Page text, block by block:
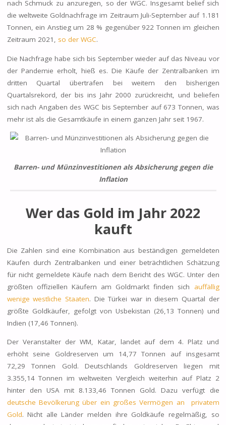
nach Schmuck zu anzuregen, so der WGC. Insgesamt belief sich
die weltweite Goldnachfrage im Zeitraum Juli-September auf 1.181
Tonnen, ein Anstieg um 28 % gegenüber 922 Tonnen im gleichen
Zeitraum 2021, so der WGC.
Die Nachfrage habe sich bis September wieder auf das Niveau vor
der Pandemie erholt, hieß es. Die Käufe der Zentralbanken im
dritten Quartal übertrafen bei weitem den bisherigen
Quartalsrekord, der bis ins Jahr 2000 zurückreicht, und beliefen
sich nach Angaben des WGC bis September auf 673 Tonnen, was
mehr ist als die Gesamtkäufe in einem ganzen Jahr seit 1967.
Barren- und Münzinvestitionen als Absicherung gegen die
Inflation
Wer das Gold im Jahr 2022
kauft
Die Zahlen sind eine Kombination aus beständigen gemeldeten
Käufen durch Zentralbanken und einer beträchtlichen Schätzung
für nicht gemeldete Käufe nach dem Bericht des WGC. Unter den
größten offiziellen Käufern am Goldmarkt finden sich auffällig
wenige westliche Staaten. DieTürkei war in diesem Quartal der
größte Goldkäufer, gefolgt von Usbekistan (26,13 Tonnen) und
Indien (17,46 Tonnen).
Der Veranstalter der WM, Katar, landet auf dem 4. Platz und
erhöht seine Goldreserven um 14,77 Tonnen auf insgesamt
72,29 Tonnen Gold.
Deutschlands Goldreserven liegen mit
3.355,14 Tonnen im weltweiten Vergleich weiterhin auf Platz 2
hinter den USA mit 8.133,46 Tonnen Gold. Dazu verfügt die
deutsche Bevölkerung über ein großes Vermögen an privatem
Gold. Nicht alle Länder melden ihre Goldkäufe regelmäßig, so